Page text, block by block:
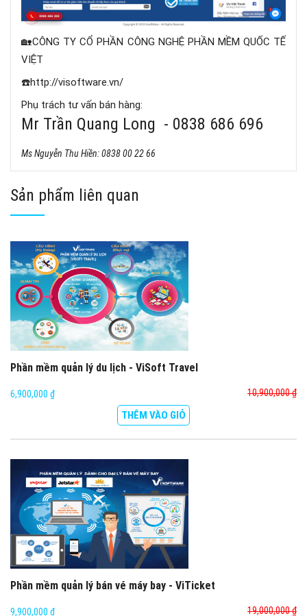
🏡CÔNG TY CỔ PHẦN CÔNG NGHỆ PHẦN MỀM QUỐC TẾ
VIỆT
☎️http://visoftware.vn/
Phụ trách tư vấn bán hàng:
Mr Trần Quang Long - 0838 686 696
Ms Nguyễn Thu Hiền: 0838 00 22 66
Sản phẩm liên quan
Phần mềm quản lý du lịch - ViSoft Travel
6,900,000 ₫ 10,900,000 ₫
THÊM VÀO GIỎ
Phần mềm quản lý bán vé máy bay - ViTicket
9,900,000 ₫ 19,000,000 ₫